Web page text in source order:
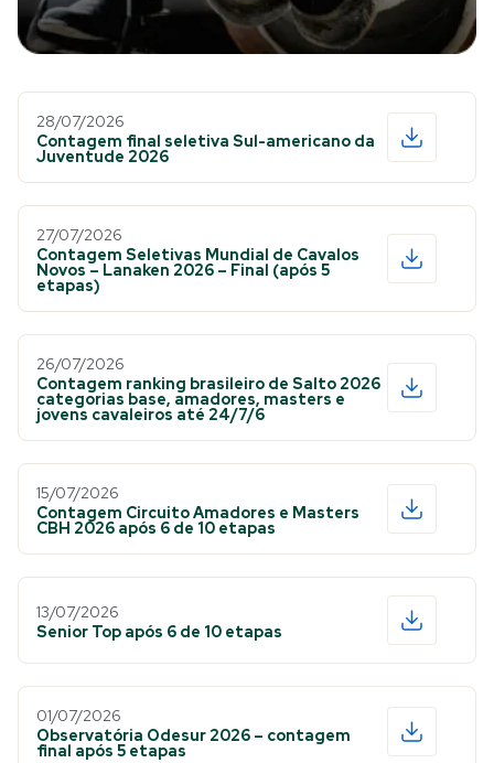
28/07/2026
Contagem final seletiva Sul-americano da
Juventude 2026
27/07/2026
Contagem Seletivas Mundial de Cavalos
Novos – Lanaken 2026 – Final (após 5
etapas)
26/07/2026
Contagem ranking brasileiro de Salto 2026
categorias base, amadores, masters e
jovens cavaleiros até 24/7/6
15/07/2026
Contagem Circuito Amadores e Masters
CBH 2026 após 6 de 10 etapas
13/07/2026
Senior Top após 6 de 10 etapas
01/07/2026
Observatória Odesur 2026 – contagem
final após 5 etapas